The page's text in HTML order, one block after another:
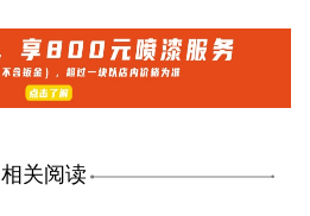
相关阅读